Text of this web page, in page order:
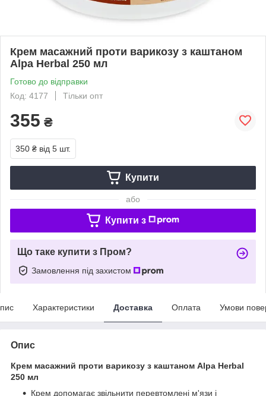
Крем масажний проти варикозу з каштаном
Alpa Herbal 250 мл
Готово до відправки
Код: 4177
Тільки опт
355 ₴
350 ₴ від 5 шт.
Купити
або
Купити з
Що таке купити з Пром?
Замовлення під захистом
Характеристики Доставка Оплата Умови
Опис
Крем масажний проти варикозу з каштаном Alpa Herbal
250 мл
Крем допомагає звільнити перевтомлені м'язи і